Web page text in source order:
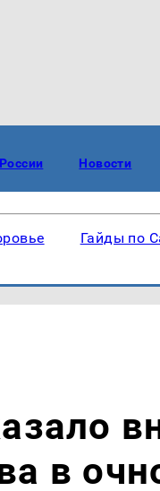
Новости
Гайды по
в